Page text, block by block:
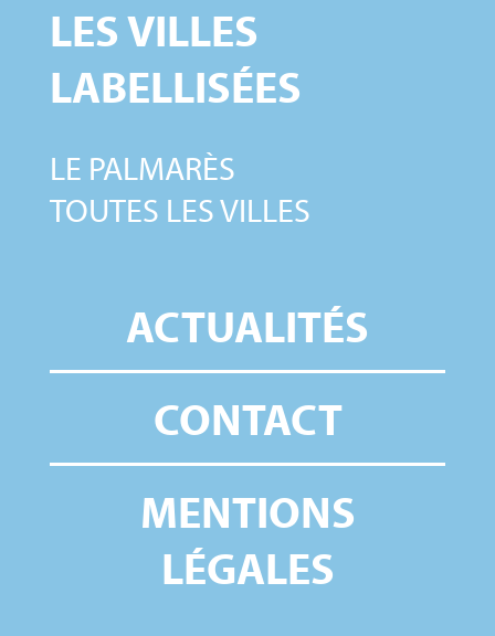
LES VILLES
LABELLISÉES
LE PALMARÈS
TOUTES LES VILLES
ACTUALITÉS
CONTACT
MENTIONS
LÉGALES